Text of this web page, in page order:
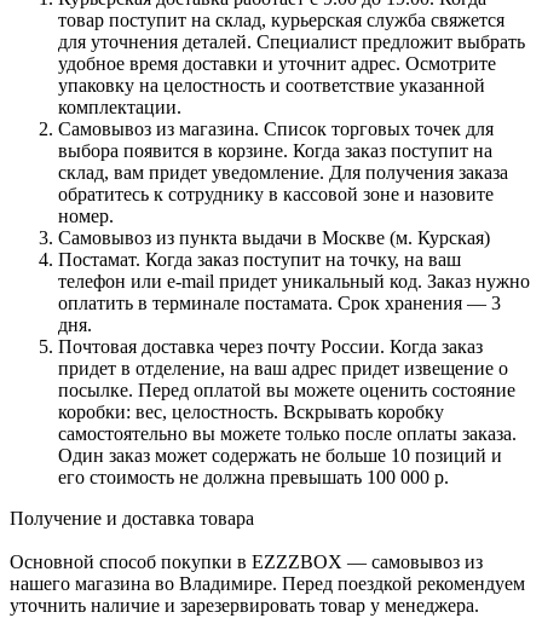
товар поступит на склад, курьерская служба свяжется
для уточнения деталей. Специалист предложит выбрать
удобное время доставки и уточнит адрес. Осмотрите
упаковку на целостность и соответствие указанной
комплектации.
Самовывоз из магазина. Список торговых точек для
выбора появится в корзине. Когда заказ поступит на
склад, вам придет уведомление. Для получения заказа
обратитесь к сотруднику в кассовой зоне и назовите
номер.
Самовывоз из пункта выдачи в Москве (м. Курская)
Постамат. Когда заказ поступит на точку, на ваш
телефон или e-mail придет уникальный код. Заказ нужно
оплатить в терминале постамата. Срок хранения — 3
дня.
Почтовая доставка через почту России. Когда заказ
придет в отделение, на ваш адрес придет извещение о
посылке. Перед оплатой вы можете оценить состояние
коробки: вес, целостность. Вскрывать коробку
самостоятельно вы можете только после оплаты заказа.
Один заказ может содержать не больше 10 позиций и
его стоимость не должна превышать 100 000 р.
Получение и доставка товара
Основной способ покупки в EZZZBOX — самовывоз из
нашего магазина во Владимире. Перед поездкой рекомендуем
уточнить наличие и зарезервировать товар у менеджера.